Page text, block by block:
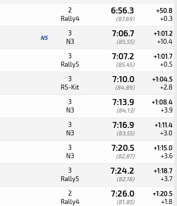
2
Rally4
6:56.3
(87,69)
+50.8
+0.3
NS
3
N3
7:06.7
(85,55)
+1:01.2
+10.4
3
Rally5
7:07.2
(85,45)
+1:01.7
+0.5
3
R5-Kit
7:10.0
(84,89)
+1:04.5
+2.8
3
N3
7:13.9
(84,13)
+1:08.4
+3.9
3
N3
7:16.9
(83,55)
+1:11.4
+3.0
3
N3
7:20.5
(82,87)
+1:15.0
+3.6
3
Rally5
7:24.2
(82,18)
+1:18.7
+3.7
2
Rally4
7:26.0
(81,85)
+1:20.5
+1.8